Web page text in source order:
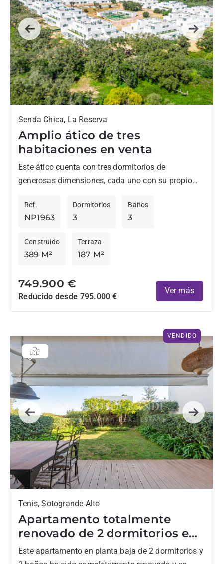
Previous Next
Senda Chica, La Reserva
Amplio ático de tres
habitaciones en venta
Este ático cuenta con tres dormitorios de
generosas dimensiones, cada uno con su propio
comodidad a todos los...
NP1963
Ref.
3
Dormitorios
3
Baños
389 M²
Construido
187 M²
Terraza
749.900 €
Reducido desde 795.000 €
Ver más
Previous Next
VENDIDO
Tenis, Sotogrande Alto
Apartamento totalmente
renovado de 2 dormitorios en
venta en Tenis, Sotogrande
Este apartamento en planta baja de 2 dormitorios y